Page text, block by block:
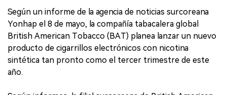
Según un informe de la agencia de noticias surcoreana
Yonhap el 8 de mayo, la compañía tabacalera global
British American Tobacco (BAT) planea lanzar un nuevo
producto de cigarrillos electrónicos con nicotina
sintética tan pronto como el tercer trimestre de este
año.